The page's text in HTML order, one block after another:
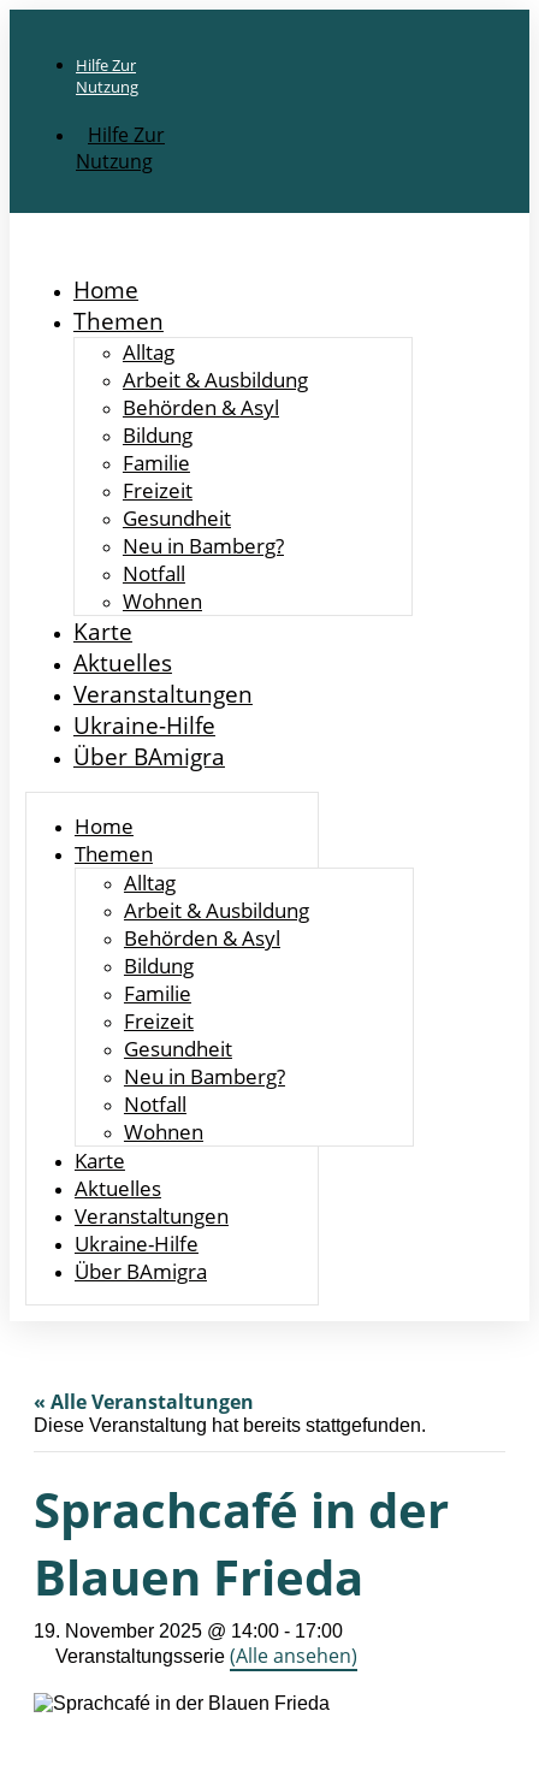
Hilfe Zur
Nutzung
Hilfe Zur
Nutzung
Home
Themen
Alltag
Arbeit & Ausbildung
Behörden & Asyl
Bildung
Familie
Freizeit
Gesundheit
Neu in Bamberg?
Notfall
Wohnen
Karte
Aktuelles
Veranstaltungen
Ukraine-Hilfe
Über BAmigra
Home
Themen
Alltag
Arbeit & Ausbildung
Behörden & Asyl
Bildung
Familie
Freizeit
Gesundheit
Neu in Bamberg?
Notfall
Wohnen
Karte
Aktuelles
Veranstaltungen
Ukraine-Hilfe
Über BAmigra
« Alle Veranstaltungen
Diese Veranstaltung hat bereits stattgefunden.
Sprachcafé in der
Blauen Frieda
19. November 2025 @ 14:00 - 17:00
Veranstaltungsserie (Alle ansehen)